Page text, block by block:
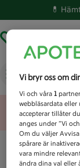
💊
Vad
Vi bryr oss om
Vi och våra1
webbläsardata
accepterar tillåter
anges under ”Vi
Om du väljer
spårare är
vara mindre
ändra dina val eller